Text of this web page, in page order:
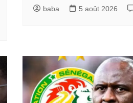
baba 5 août 2026